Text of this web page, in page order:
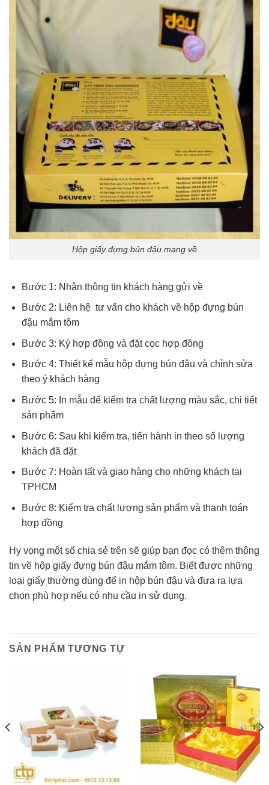
Hộp giấy đựng bún đậu mang về
Bước 1: Nhận thông tin khách hàng gửi về
Bước 2: Liên hệ tư vấn cho khách về hộp đựng bún
đậu mắm tôm
Bước 3: Ký hợp đồng và đặt cọc hợp đồng
Bước 4: Thiết kế mẫu hộp đựng bún đậu và chỉnh sửa
theo ý khách hàng
Bước 5: In mẫu để kiểm tra chất lượng màu sắc, chi tiết
sản phẩm
Bước 6: Sau khi kiểm tra, tiến hành in theo số lượng
khách đã đặt
Bước 7: Hoàn tất và giao hàng cho những khách tại
TPHCM
Bước 8: Kiểm tra chất lượng sản phẩm và thanh toán
hợp đồng
Hy vọng một số chia sẻ trên sẽ giúp bạn đọc có thêm thông
tin về hộp giấy đựng bún đậu mắm tôm. Biết được những
loại giấy thường dùng để in hộp bún đậu và đưa ra lựa
chọn phù hợp nếu có nhu cầu in sử dụng.
SẢN PHẨM TƯƠNG TỰ